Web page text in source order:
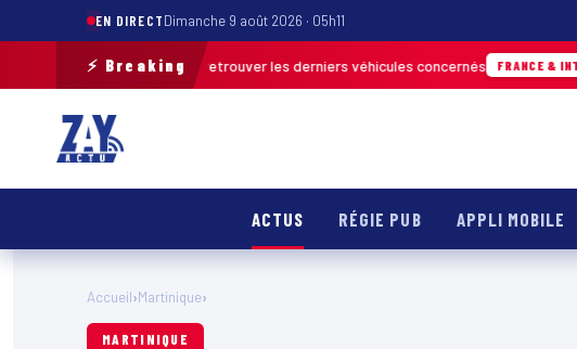
EN DIRECTDimanche 9 août 2026 · 05h11
⚡ Breaking
de terrain pour retrouver les derniers véhicules concernés FRANCE &
ACTUS RÉGIE PUB APPLI MOBILE
Accueil›Martinique›
MARTINIQUE